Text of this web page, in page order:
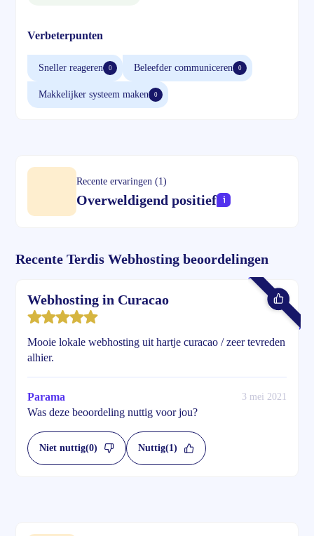
Verbeterpunten
Sneller reageren 0 Beleefder communiceren 0
Makkelijker systeem maken 0
Recente ervaringen (1)
Overweldigend positief
Recente Terdis Webhosting beoordelingen
Webhosting in Curacao
Mooie lokale webhosting uit hartje curacao / zeer tevreden
alhier.
Parama 3 mei 2021
Was deze beoordeling nuttig voor jou?
Niet nuttig(0) Nuttig(1)